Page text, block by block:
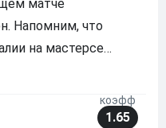
матче
Напомним, что
на мастерсе
стадии,
обыгрывала
коэфф
1.65